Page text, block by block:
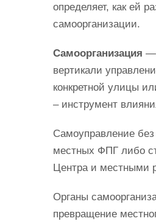
определяет, как ей
самоорганизации.
Самоорганизация —
вертикали
конкретной улицы
– инструмент
Самоуправление
местных ФПГ либо
Центра и местными
Органы
превращение